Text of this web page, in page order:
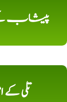
پیشاب
تلی